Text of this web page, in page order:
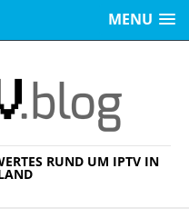
MENU
RUND UM IPTV IN